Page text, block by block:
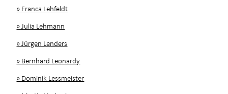
» Franca Lehfeldt
» Julia Lehmann
» Jürgen Lenders
» Bernhard Leonardy
» Dominik Lessmeister